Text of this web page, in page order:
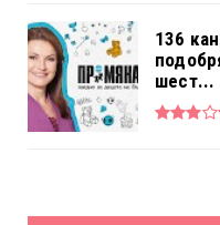
136
шест...